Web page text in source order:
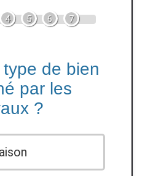
4 5 6 7
de bien
par les
?